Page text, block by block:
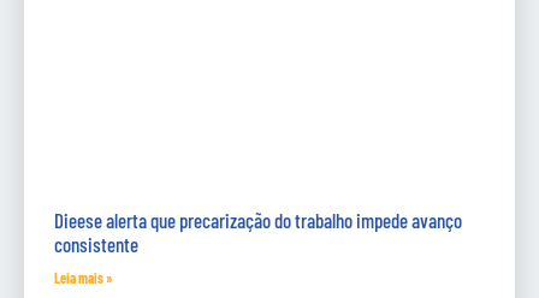
Dieese alerta que precarização do trabalho impede avanço
consistente
Leia mais »